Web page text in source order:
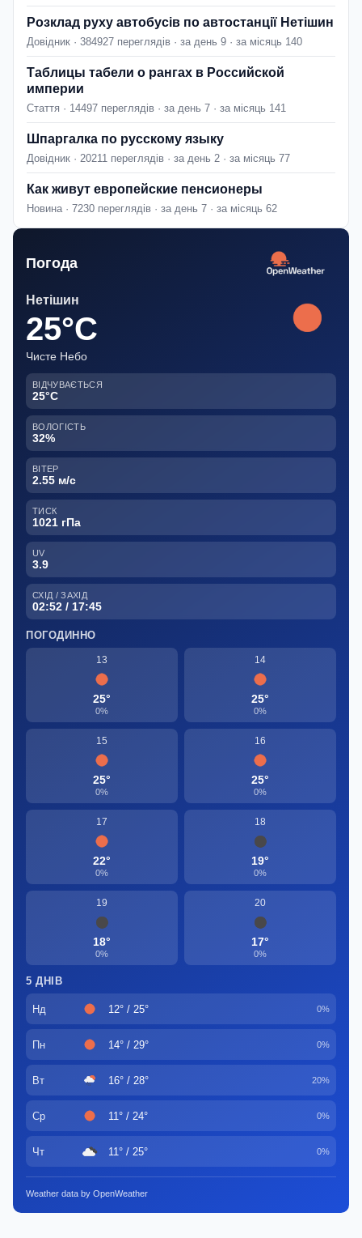
Розклад руху автобусів по автостанції Нетішин
Довідник · 384927 переглядів · за день 9 · за місяць 140
Таблицы табели о рангах в Российской
империи
Стаття · 14497 переглядів · за день 7 · за місяць 141
Шпаргалка по русскому языку
Довідник · 20211 переглядів · за день 2 · за місяць 77
Как живут европейские пенсионеры
Новина · 7230 переглядів · за день 7 · за місяць 62
Погода
Нетішин
25°C
Чисте Небо
ВІДЧУВАЄТЬСЯ
25°C
ВОЛОГІСТЬ
32%
ВІТЕР
2.55 м/с
ТИСК
1021 гПа
UV
3.9
СХІД / ЗАХІД
02:52 / 17:45
ПОГОДИННО
13
25°
0%
14
25°
0%
15
25°
0%
16
25°
0%
17
22°
0%
18
19°
0%
19
18°
0%
20
17°
0%
5 ДНІВ
Нд 12° / 25° 0%
Пн 14° / 29° 0%
Вт 16° / 28° 20%
Ср 11° / 24° 0%
Чт 11° / 25° 0%
Weather data by OpenWeather